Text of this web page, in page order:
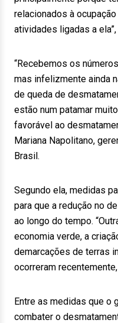
relacionados à
atividades ligadas a
“Recebemos os
mas infelizmente ainda
de queda de
estão num patamar
favorável ao
Mariana Napolitano,
Brasil.
Segundo ela, medidas
para que a redução no
ao longo do tempo.
economia verde, a
demarcações de terras
ocorreram
Entre as medidas que o
combater o